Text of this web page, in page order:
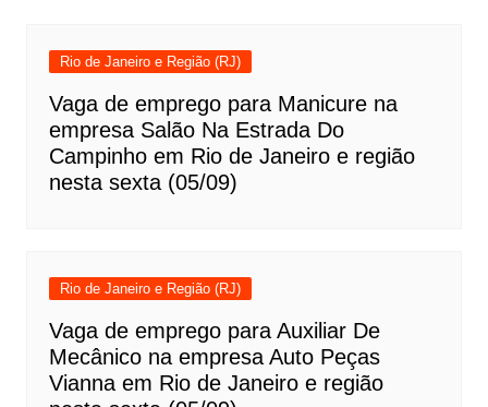
Rio de Janeiro e Região (RJ)
Vaga de emprego para Manicure na
empresa Salão Na Estrada Do
Campinho em Rio de Janeiro e região
nesta sexta (05/09)
Rio de Janeiro e Região (RJ)
Vaga de emprego para Auxiliar De
Mecânico na empresa Auto Peças
Vianna em Rio de Janeiro e região